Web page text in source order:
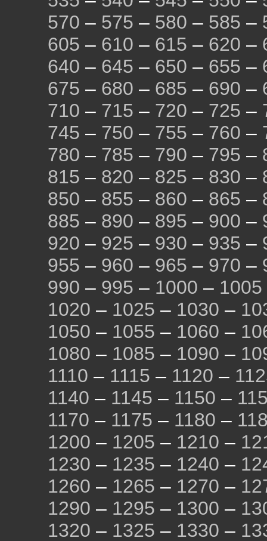
570 – 575 – 580 – 585 –
605 – 610 – 615 – 620 –
640 – 645 – 650 – 655 –
675 – 680 – 685 – 690 –
710 – 715 – 720 – 725 –
745 – 750 – 755 – 760 –
780 – 785 – 790 – 795 –
815 – 820 – 825 – 830 –
850 – 855 – 860 – 865 –
885 – 890 – 895 – 900 –
920 – 925 – 930 – 935 –
955 – 960 – 965 – 970 –
990 – 995 – 1000 – 1005
1020 – 1025 – 1030 –
1050 – 1055 – 1060 –
1080 – 1085 – 1090 –
1110 – 1115 – 1120 –
1140 – 1145 – 1150 –
1170 – 1175 – 1180 –
1200 – 1205 – 1210 –
1230 – 1235 – 1240 –
1260 – 1265 – 1270 –
1290 – 1295 – 1300 –
1320 – 1325 – 1330 –